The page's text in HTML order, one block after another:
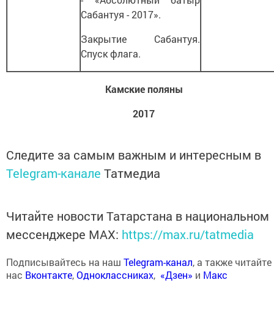
Сабантуя - 2017».
Закрытие Сабантуя.
Спуск флага.
Камские поляны
2017
Следите за самым важным и интересным в
Telegram-канале Татмедиа
Читайте новости Татарстана в национальном
мессенджере MАХ: https://max.ru/tatmedia
Подписывайтесь на наш Telegram-канал, а также читайте
нас Вконтакте,Одноклассниках, «Дзен» и Макс